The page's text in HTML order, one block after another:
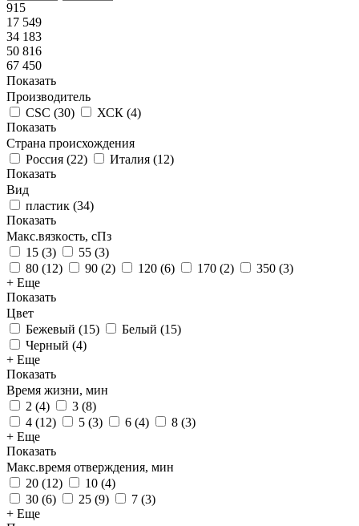
915
17 549
34 183
50 816
67 450
Показать
Производитель
CSC (30) ХСК (4)
Показать
Страна происхождения
Россия (22) Италия (12)
Показать
Вид
пластик (34)
Показать
Макс.вязкoсть, сПз
15 (3) 55 (3)
80 (12) 90 (2) 120 (6) 170 (2) 350 (3)
+ Еще
Показать
Цвет
Бежевый (15) Белый (15)
Черный (4)
+ Еще
Показать
Время жизни, мин
2 (4) 3 (8)
4 (12) 5 (3) 6 (4) 8 (3)
+ Еще
Показать
Макс.время отверждения, мин
20 (12) 10 (4)
30 (6) 25 (9) 7 (3)
+ Еще